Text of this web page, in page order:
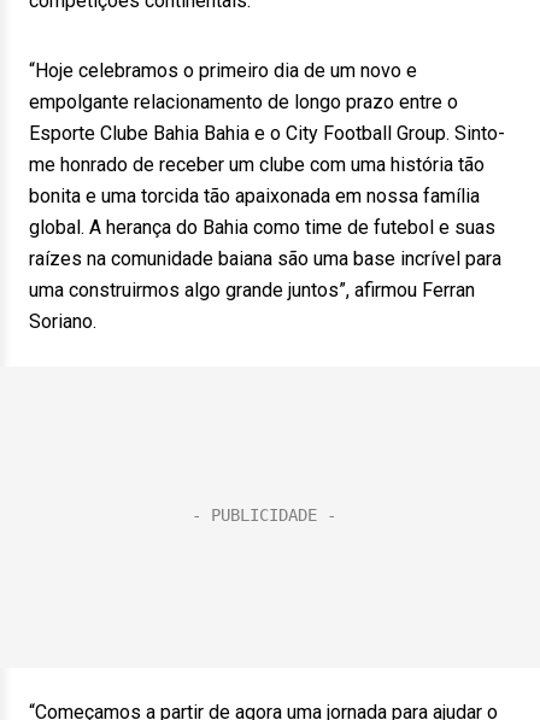
“Hoje celebramos o primeiro dia de um novo e
empolgante relacionamento de longo prazo entre o
Esporte Clube Bahia Bahia e o City Football Group. Sinto-
me honrado de receber um clube com uma história tão
bonita e uma torcida tão apaixonada em nossa família
global. A herança do Bahia como time de futebol e suas
raízes na comunidade baiana são uma base incrível para
uma construirmos algo grande juntos”, afirmou Ferran
Soriano.
“Começamos a partir de agora uma jornada para ajudar o